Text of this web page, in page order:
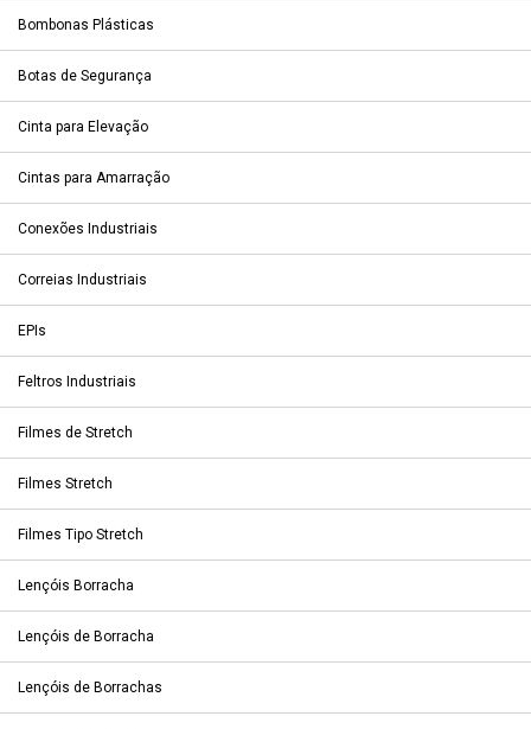
Bombonas Plásticas
Botas de Segurança
Cinta para Elevação
Cintas para Amarração
Conexões Industriais
Correias Industriais
EPIs
Feltros Industriais
Filmes de Stretch
Filmes Stretch
Filmes Tipo Stretch
Lençóis Borracha
Lençóis de Borracha
Lençóis de Borrachas